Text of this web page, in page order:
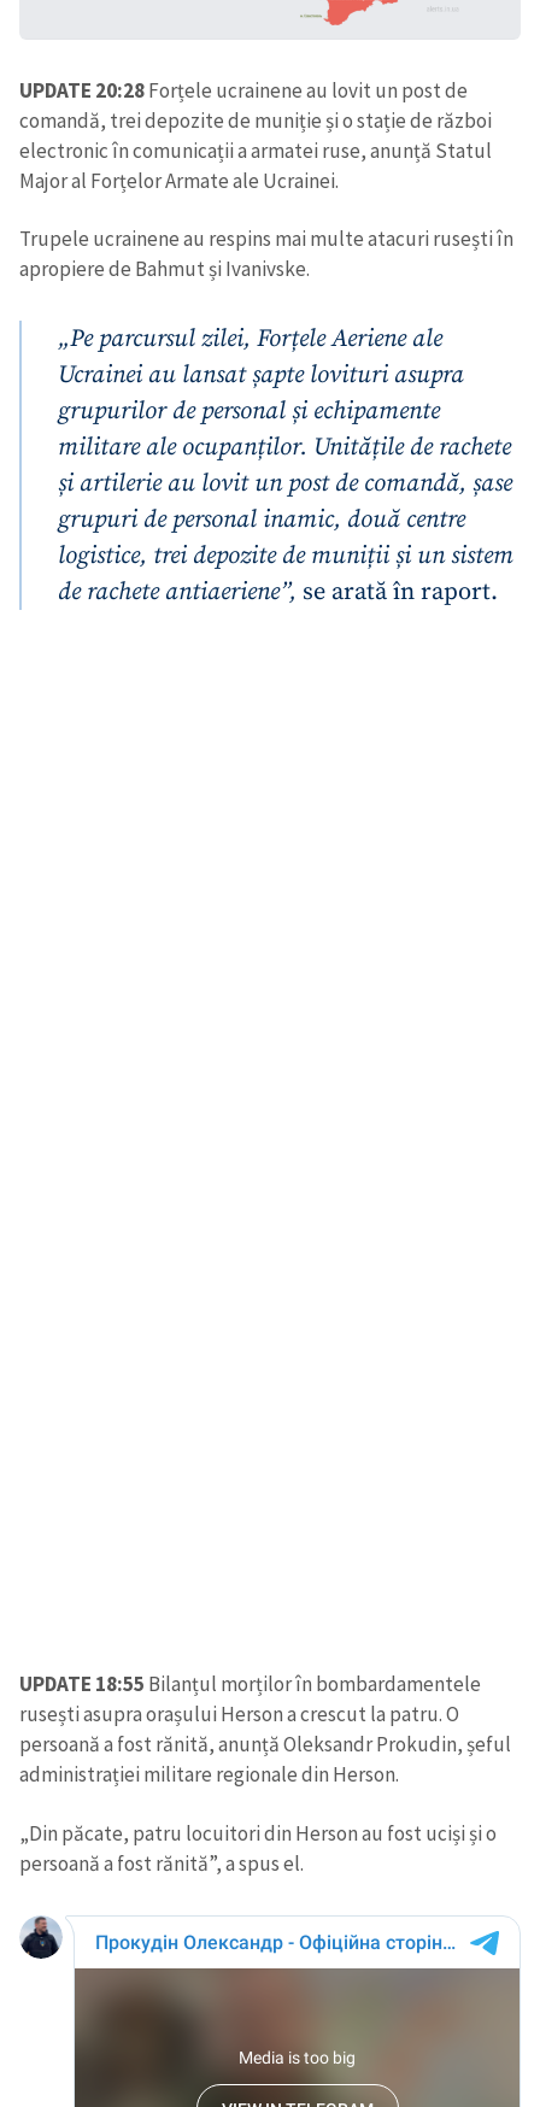
UPDATE 20:28Forțele ucrainene au lovit un post de
comandă, trei depozite de muniție și o stație de război
electronic în comunicații a armatei ruse, anunță Statul
Major al Forțelor Armate ale Ucrainei.
Trupele ucrainene au respins mai multe atacuri rusești în
apropiere de Bahmut și Ivanivske.
„Pe parcursul zilei, Forțele Aeriene ale
Ucrainei au lansat șapte lovituri asupra
grupurilor de personal și echipamente
militare ale ocupanților. Unitățile de rachete
și artilerie au lovit un post de comandă, șase
grupuri de personal inamic, două centre
logistice, trei depozite de muniții și un sistem
de rachete antiaeriene”, se arată în raport.
UPDATE 18:55 Bilanțul morților în bombardamentele
rusești asupra orașului Herson a crescut la patru. O
persoană a fost rănită, anunță Oleksandr Prokudin, șeful
administrației militare regionale din Herson.
„Din păcate, patru locuitori din Herson au fost uciși și o
persoană a fost rănită”, a spus el.